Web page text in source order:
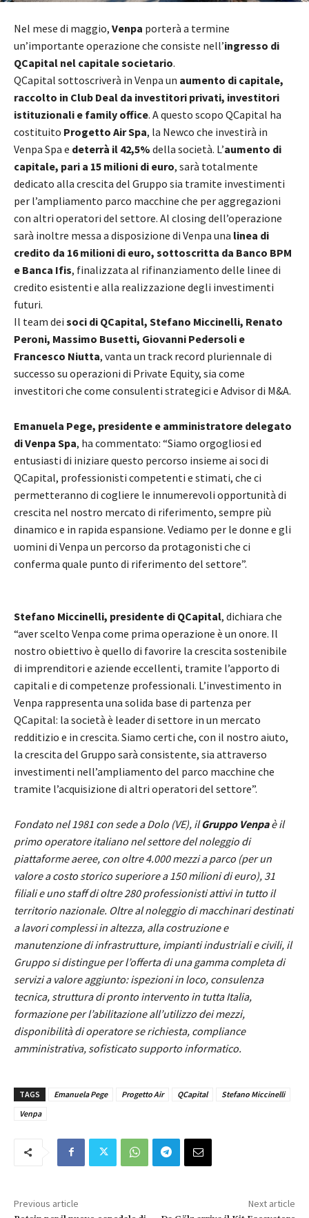
Nel mese di maggio, Venpa porterà a termine
un’importante operazione che consiste nell’ingresso di
QCapital nel capitale societario.
QCapital sottoscriverà in Venpa un aumento di capitale,
raccolto in Club Deal da investitori privati, investitori
istituzionali e family office. A questo scopo QCapital ha
costituito Progetto Air Spa, la Newco che investirà in
Venpa Spa e deterrà il 42,5% della società. L’aumento di
capitale, pari a 15 milioni di euro, sarà totalmente
dedicato alla crescita del Gruppo sia tramite investimenti
per l’ampliamento parco macchine che per aggregazioni
con altri operatori del settore. Al closing dell’operazione
sarà inoltre messa a disposizione di Venpa una linea di
credito da 16 milioni di euro, sottoscritta da Banco BPM
e Banca Ifis, finalizzata al rifinanziamento delle linee di
credito esistenti e alla realizzazione degli investimenti
futuri.
Il team dei soci di QCapital, Stefano Miccinelli, Renato
Peroni, Massimo Busetti, Giovanni Pedersoli e
Francesco Niutta, vanta un track record pluriennale di
successo su operazioni di Private Equity, sia come
investitori che come consulenti strategici e Advisor di M&A.
Emanuela Pege, presidente e amministratore delegato
di Venpa Spa, ha commentato: “Siamo orgogliosi ed
entusiasti di iniziare questo percorso insieme ai soci di
QCapital, professionisti competenti e stimati, che ci
permetteranno di cogliere le innumerevoli opportunità di
crescita nel nostro mercato di riferimento, sempre più
dinamico e in rapida espansione. Vediamo per le donne e gli
uomini di Venpa un percorso da protagonisti che ci
conferma quale punto di riferimento del settore”.
Stefano Miccinelli, presidente di QCapital, dichiara che
“aver scelto Venpa come prima operazione è un onore. Il
nostro obiettivo è quello di favorire la crescita sostenibile
di imprenditori e aziende eccellenti, tramite l’apporto di
capitali e di competenze professionali. L’investimento in
Venpa rappresenta una solida base di partenza per
QCapital: la società è leader di settore in un mercato
redditizio e in crescita. Siamo certi che, con il nostro aiuto,
la crescita del Gruppo sarà consistente, sia attraverso
investimenti nell’ampliamento del parco macchine che
tramite l’acquisizione di altri operatori del settore”.
Fondato nel 1981 con sede a Dolo (VE), ilGruppo Venpaè il
primo operatore italiano nel settore del noleggio di
piattaforme aeree, con oltre 4.000 mezzi a parco (per un
valore a costo storico superiore a 150 milioni di euro), 31
filiali e uno staff di oltre 280 professionisti attivi in tutto il
territorio nazionale. Oltre al noleggio di macchinari destinati
a lavori complessi in altezza, alla costruzione e
manutenzione di infrastrutture, impianti industriali e civili, il
Gruppo si distingue per l’offerta di una gamma completa di
servizi a valore aggiunto: ispezioni in loco, consulenza
tecnica, struttura di pronto intervento in tutta Italia,
formazione per l’abilitazione all’utilizzo dei mezzi,
disponibilità di operatore se richiesta, compliance
amministrativa, sofisticato supporto informatico.
TAGS Emanuela Pege Progetto Air QCapital
Stefano Miccinelli
Venpa
Previous article Next article